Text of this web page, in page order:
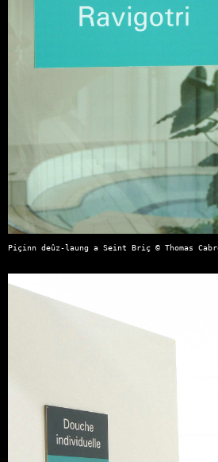
Piçinn deûz-laung a Seint Briç © Thomas